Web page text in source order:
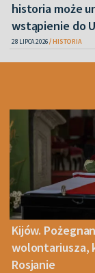
historia może
wstąpienie do
28 LIPCA 2026 HISTORIA
Kijów.
wolontariusza,
Rosjanie